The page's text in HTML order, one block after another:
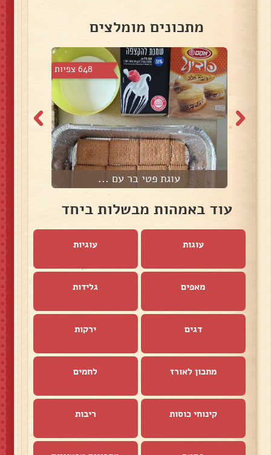
מתכונים מומלצים
648 צפיות
עוגת פטי בר עם ...
עוד באמהות מבשלות ביחד
עוגות עוגיות
מאפים גלידות
דגים ירקות
מתכון לאורז לחמים
קינוחי כוסות ריבות